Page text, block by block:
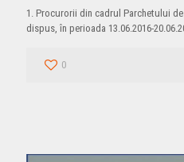
1. Procurorii din cadrul Parchetului
dispus, în perioada 13.06.2016-
0